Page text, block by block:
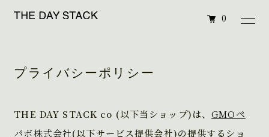
0
プライバシーポリシー
THE DAY STACK co (以下当ショップ)は、GMOペ
パボ株式会社(以下サービス提供会社)の提供するショ